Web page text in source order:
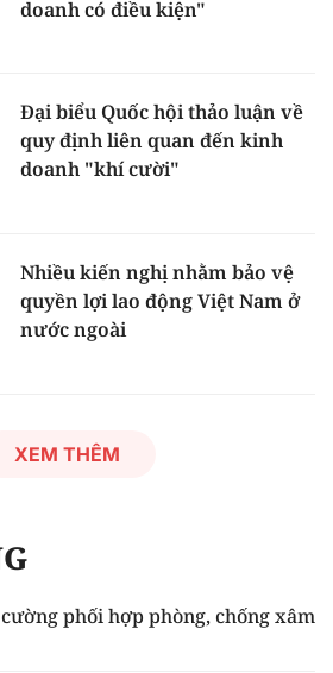
doanh có điều kiện"
Đại biểu Quốc hội thảo luận về
quy định liên quan đến kinh
doanh "khí cười"
Nhiều kiến nghị nhằm bảo vệ
quyền lợi lao động Việt Nam ở
nước ngoài
XEM THÊM
phối hợp phòng, chống xâm